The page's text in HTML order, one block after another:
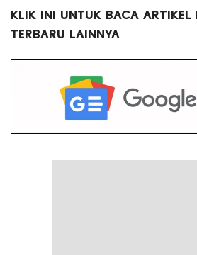
KLIK INI UNTUK BACA ARTIKEL
TERBARU LAINNYA